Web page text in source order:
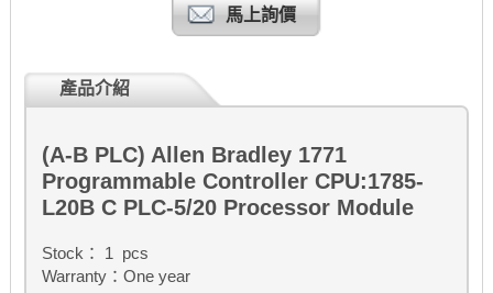
馬上詢價
產品介紹
(A-B PLC) Allen Bradley 1771
Programmable Controller CPU:1785-
L20B C PLC-5/20 Processor Module
Stock： 1 pcs
Warranty：One year